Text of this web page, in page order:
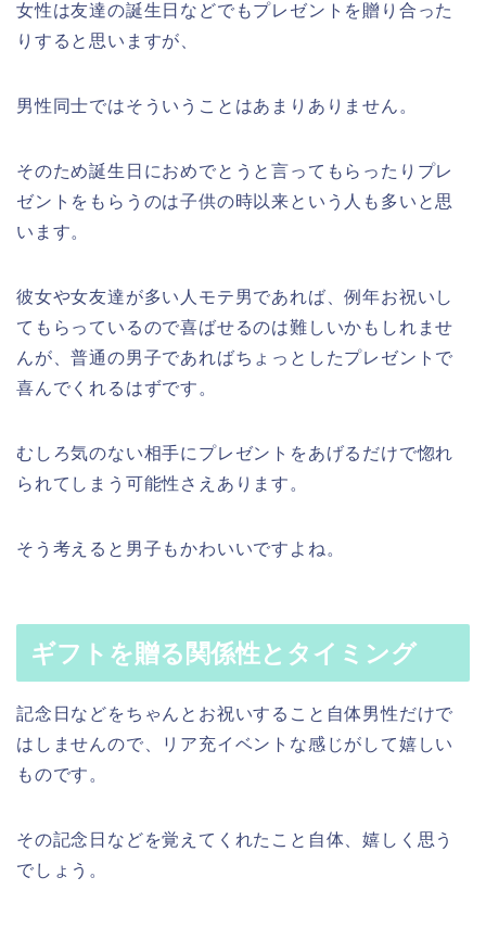
女性は友達の誕生日などでもプレゼントを贈り合った
りすると思いますが、
男性同士ではそういうことはあまりありません。
そのため誕生日におめでとうと言ってもらったりプレ
ゼントをもらうのは子供の時以来という人も多いと思
います。
彼女や女友達が多い人モテ男であれば、例年お祝いし
てもらっているので喜ばせるのは難しいかもしれませ
んが、普通の男子であればちょっとしたプレゼントで
喜んでくれるはずです。
むしろ気のない相手にプレゼントをあげるだけで惚れ
られてしまう可能性さえあります。
そう考えると男子もかわいいですよね。
ギフトを贈る関係性とタイミング
記念日などをちゃんとお祝いすること自体男性だけで
はしませんので、リア充イベントな感じがして嬉しい
ものです。
その記念日などを覚えてくれたこと自体、嬉しく思う
でしょう。